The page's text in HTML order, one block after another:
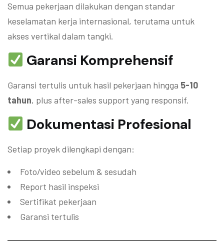
Semua pekerjaan dilakukan dengan standar
keselamatan kerja internasional, terutama untuk
akses vertikal dalam tangki.
Garansi Komprehensif
Garansi tertulis untuk hasil pekerjaan hingga 5-10
tahun, plus after-sales support yang responsif.
Dokumentasi Profesional
Setiap proyek dilengkapi dengan:
Foto/video sebelum & sesudah
Report hasil inspeksi
Sertifikat pekerjaan
Garansi tertulis